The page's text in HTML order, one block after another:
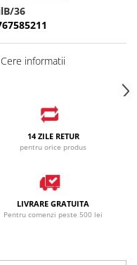
36
informatii
14 ZILE RETUR
pentru orice produs
LIVRARE GRATUITA
Pentru comenzi peste 500 lei